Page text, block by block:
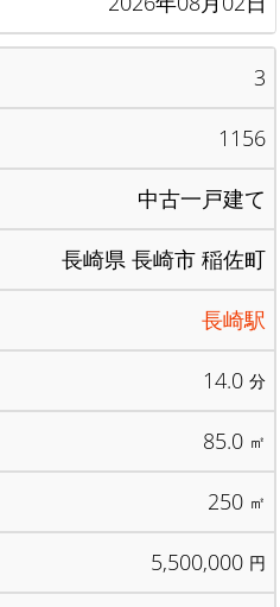
3
1156
中古一戸建て
長崎県 長崎市 稲佐町
長崎駅
14.0 分
85.0 ㎡
250 ㎡
5,500,000 円